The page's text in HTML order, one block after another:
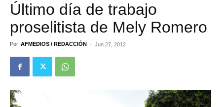
Último día de trabajo
proselitista de Mely Romero
Por AFMEDIOS / REDACCIÓN - Jun 27, 2012